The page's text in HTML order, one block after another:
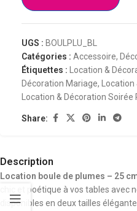
UGS : BOULPLU_BL
Catégories : Accessoire,
Étiquettes :
Location &
Décoration Mariage,
Location & Décoration Soirée
Share:
Description
Location boule de plumes – 25
chic et poétique à vos tables avec
disponibles en deux tailles